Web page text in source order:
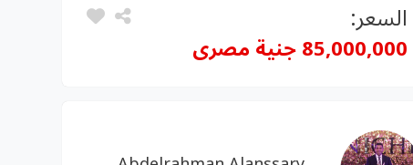
السعر:
85,000,000 جنية مصرى